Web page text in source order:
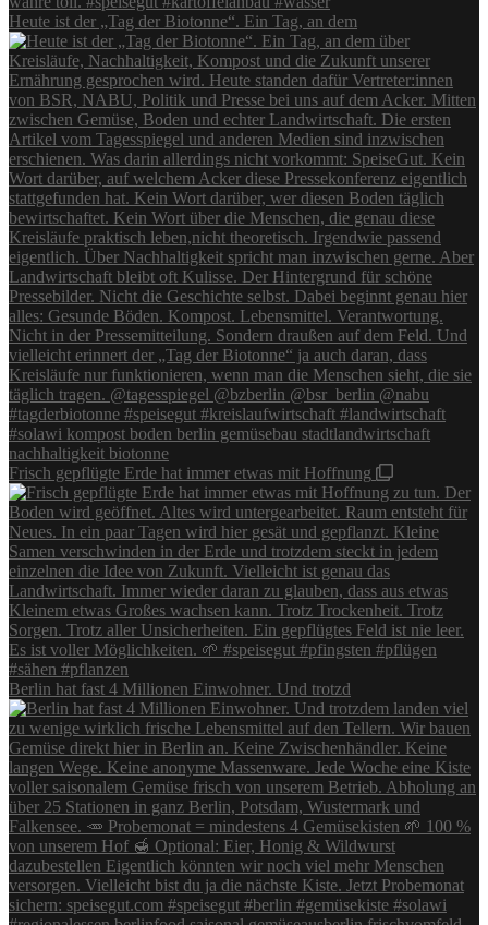
Heute ist der „Tag der Biotonne“. Ein Tag, an dem
Frisch gepflügte Erde hat immer etwas mit Hoffnung
Berlin hat fast 4 Millionen Einwohner. Und trotzd